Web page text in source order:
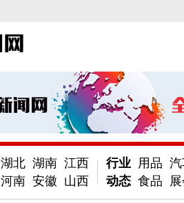
湖北 湖南 江西
河南 安徽 山西
行业
动态
用品
食品